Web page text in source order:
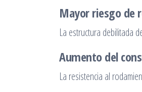
Mayor riesgo de
La estructura debilitada
Aumento del
La resistencia al